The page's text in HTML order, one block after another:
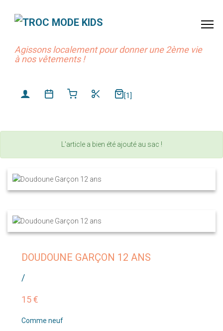
Agissons localement pour donner une 2ème vie
à nos vêtements !
[1]
L'article a bien été ajouté au sac !
DOUDOUNE GARÇON 12 ANS
/
15 €
Comme neuf